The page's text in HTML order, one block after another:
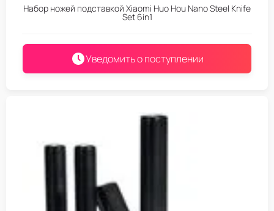
Набор ножей подставкой Xiaomi Huo Hou Nano Steel Knife
Set 6in1
Уведомить о поступлении